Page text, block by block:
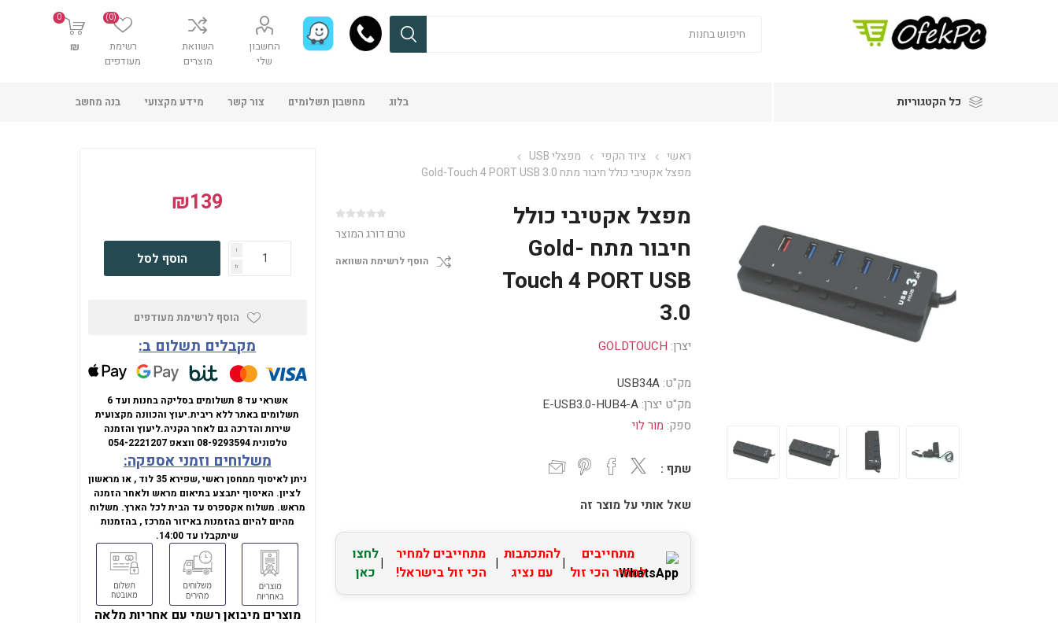
החשבון
שלי
השוואת
מוצרים
רשימת
מעודפים
(0)
0
₪
כל הקטגוריות בלוג מחשבון תשלומים צור קשר מידע מקצועי בנה מחשב
ראשי ציוד הקפי
מפצלי USB
מפצל אקטיבי כולל חיבור מתח Gold-Touch 4 PORT USB 3.0
מפצל אקטיבי כולל
חיבור מתח Gold-
Touch 4 PORT USB
3.0
יצרן: GOLDTOUCH
טרם דורג המוצר
הוסף לרשימת השוואה
מק"ט: USB34A
מק"ט יצרן: E-USB3.0-HUB4-A
ספק: מור לוי
שתף :
שאל אותי על מוצר זה
מתחייבים
למחיר הכי זול |להתכתבות
עם נציג
| מתחייבים למחיר
הכי זול בישראל!
|לחצו
כאן
₪139
i
h הוסף לסל
הוסף לרשימת מעודפים
מקבלים תשלום ב:
אשראי עד 8 תשלומים בסליקה בחנות ועד 6
תשלומים באתר ללא ריבית.יעוץ והכוונה מקצועית
שירות והדרכה גם לאחר הקניה.ליעוץ והזמנה
טלפונית08-9293594 ווצאפ054-2221207
משלוחים וזמני אספקה:
ניתן לאיסוף ממחסן ראשי ,שפירא 35 לוד , או מראשון
לציון. האיסוף יתבצע בתיאום מראש ולאחר הזמנה
מראש. משלוח אקספרס עד הבית לכל הארץ. משלוח
מהיום להיום בהזמנות באיזור המרכז , בהזמנות
שיתקבלו עד 14:00.
מוצרים מיבואן רשמי עם אחריות מלאה